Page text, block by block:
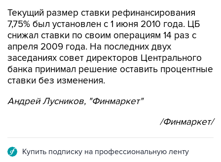
Текущий размер ставки рефинансирования
7,75% был установлен с 1 июня 2010 года. ЦБ
снижал ставки по своим операциям 14 раз с
апреля 2009 года. На последних двух
заседаниях совет директоров Центрального
банка принимал решение оставить процентные
ставки без изменения.
Андрей Лусников, "Финмаркет"
/Финмаркет/
Купить подписку на профессиональную ленту